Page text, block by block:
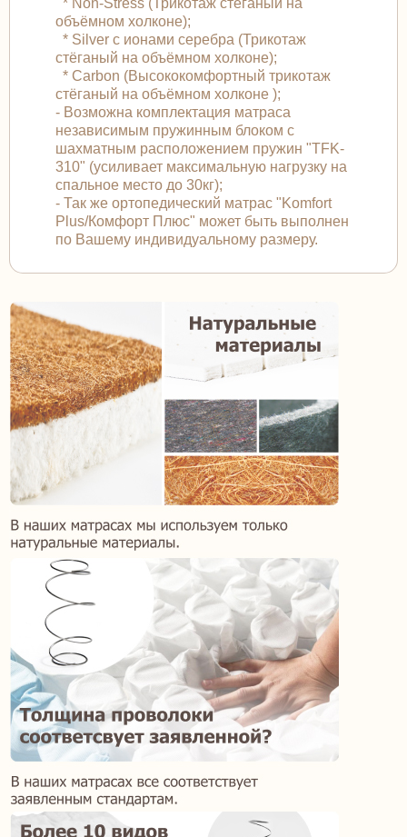
* Non-Stress (Трикотаж стёганый на
объёмном холконе);
* Silver с ионами серебра (Трикотаж
стёганый на объёмном холконе);
* Carbon (Высококомфортный трикотаж
стёганый на объёмном холконе );
- Возможна комплектация матраса
независимым пружинным блоком с
шахматным расположением пружин "TFK-
310" (усиливает максимальную нагрузку на
спальное место до 30кг);
- Так же ортопедический матрас "Komfort
Plus/Комфорт Плюс" может быть выполнен
по Вашему индивидуальному размеру.